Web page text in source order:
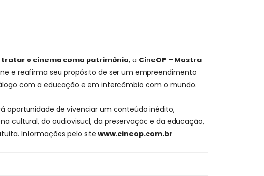
o cinema como patrimônio, a CineOP – Mostra
e reafirma seu propósito de ser um empreendimento
com a educação e em intercâmbio com o mundo.
oportunidade de vivenciar um conteúdo inédito,
cultural, do audiovisual, da preservação e da educação,
Informações pelo site www.cineop.com.br